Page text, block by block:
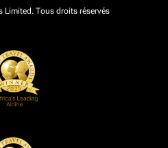
Limited. Tous droits réservés